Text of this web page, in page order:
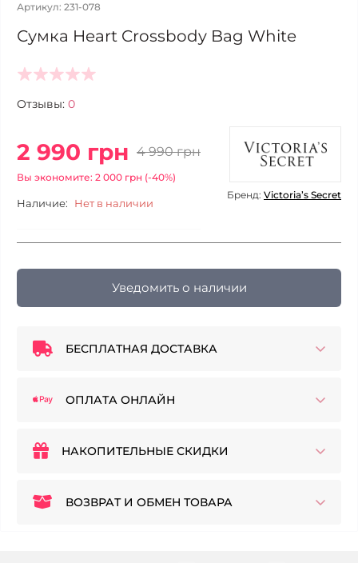
Артикул: 231-078
Сумка Heart Crossbody Bag White
Отзывы: 0
2 990 грн 4 990 грн
Вы экономите: 2 000 грн (-40%)
Наличие: Нет в наличии
Бренд: Victoria’s Secret
Уведомить о наличии
БЕСПЛАТНАЯ ДОСТАВКА
ОПЛАТА ОНЛАЙН
НАКОПИТЕЛЬНЫЕ СКИДКИ
ВОЗВРАТ И ОБМЕН ТОВАРА